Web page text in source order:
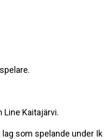
Line Kaitajärvi.
som spelande under Ik